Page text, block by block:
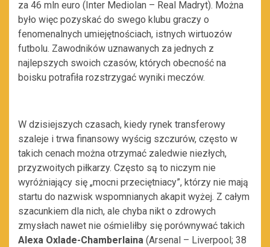
za 46 mln euro (Inter Mediolan – Real Madryt). Można
było więc pozyskać do swego klubu graczy o
fenomenalnych umiejętnościach, istnych wirtuozów
futbolu. Zawodników uznawanych za jednych z
najlepszych swoich czasów, których obecność na
boisku potrafiła rozstrzygać wyniki meczów.
W dzisiejszych czasach, kiedy rynek transferowy
szaleje i trwa finansowy wyścig szczurów, często w
takich cenach można otrzymać zaledwie niezłych,
przyzwoitych piłkarzy. Często są to niczym nie
wyróżniający się „mocni przeciętniacy”, którzy nie mają
startu do nazwisk wspomnianych akapit wyżej. Z całym
szacunkiem dla nich, ale chyba nikt o zdrowych
zmysłach nawet nie ośmieliłby się porównywać takich
Alexa Oxlade-Chamberlaina (Arsenal – Liverpool; 38